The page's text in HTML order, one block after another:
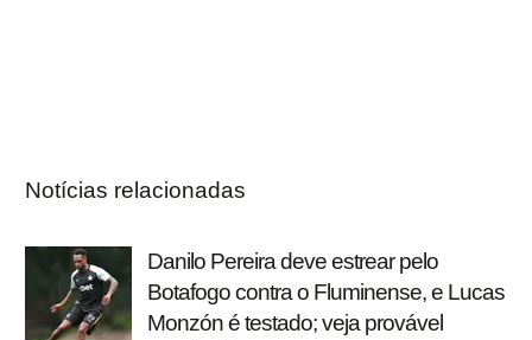
Notícias relacionadas
Danilo Pereira deve estrear pelo
Botafogo contra o Fluminense, e Lucas
Monzón é testado; veja provável